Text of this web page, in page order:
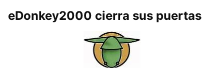
eDonkey2000 cierra sus puertas